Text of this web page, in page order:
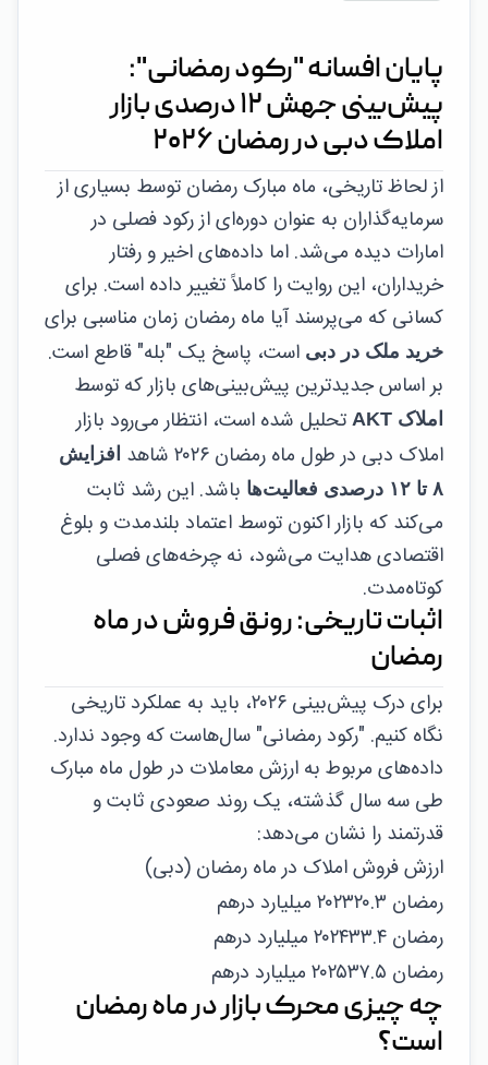
پایان افسانه "رکود رمضانی":
پیش‌بینی جهش ۱۲ درصدی بازار
املاک دبی در رمضان ۲۰۲۶
از لحاظ تاریخی، ماه مبارک رمضان توسط بسیاری از
سرمایه‌گذاران به عنوان دوره‌ای از رکود فصلی در
امارات دیده می‌شد. اما داده‌های اخیر و رفتار
خریداران، این روایت را کاملاً تغییر داده است. برای
کسانی که می‌پرسند آیا ماه رمضان زمان مناسبی برای
خرید ملک در دبی است، پاسخ یک "بله" قاطع است.
بر اساس جدیدترین پیش‌بینی‌های بازار که توسط
املاک AKT
تحلیل شده است، انتظار می‌رود بازار
املاک دبی در طول ماه رمضان ۲۰۲۶ شاهد
افزایش
۸ تا ۱۲ درصدی فعالیت‌ها
باشد. این رشد ثابت
می‌کند که بازار اکنون توسط اعتماد بلندمدت و بلوغ
اقتصادی هدایت می‌شود، نه چرخه‌های فصلی
کوتاه‌مدت.
اثبات تاریخی: رونق فروش در ماه
رمضان
برای درک پیش‌بینی ۲۰۲۶، باید به عملکرد تاریخی
نگاه کنیم. "رکود رمضانی" سال‌هاست که وجود ندارد.
داده‌های مربوط به ارزش معاملات در طول ماه مبارک
طی سه سال گذشته، یک روند صعودی ثابت و
قدرتمند را نشان می‌دهد:
ارزش فروش املاک در ماه رمضان (دبی)
رمضان ۲۰۲۳ ۲۰.۳ میلیارد درهم
رمضان ۲۰۲۴ ۳۳.۴ میلیارد درهم
رمضان ۲۰۲۵ ۳۷.۵ میلیارد درهم
چه چیزی محرک بازار در ماه رمضان
است؟